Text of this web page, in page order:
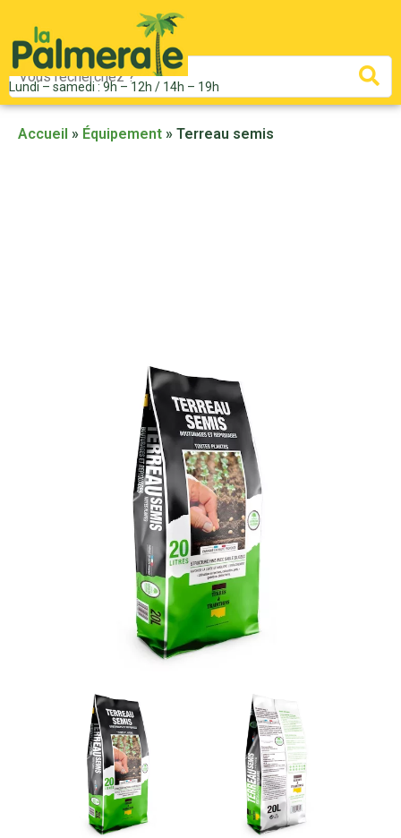
Lundi – samedi : 9h – 12h / 14h – 19h
Mots
clés
:
Accueil » Équipement » Terreau semis